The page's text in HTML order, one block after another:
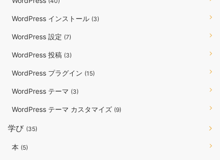
WordPress インストール (3)
WordPress 設定 (7)
WordPress 投稿 (3)
WordPress プラグイン (15)
WordPress テーマ (3)
WordPress テーマ カスタマイズ (9)
学び (35)
本 (5)